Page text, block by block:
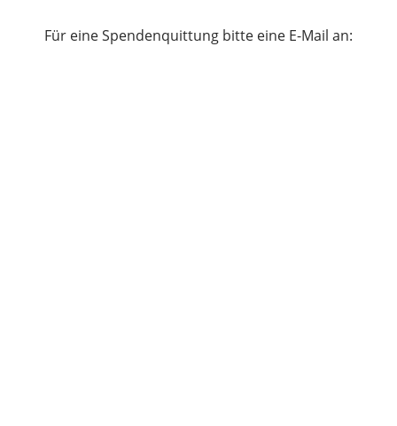
Für eine Spendenquittung bitte eine E-Mail an: